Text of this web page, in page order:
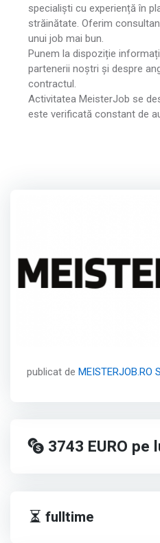
specialiști cu experiență în
străinătate. Oferim
unui job mai bun.
Punem la dispoziție
partenerii noștri și despre
contractul.
Activitatea MeisterJob se
este verificată constant de
publicat de MEISTERJOB.RO
3743 EURO pe
fulltime